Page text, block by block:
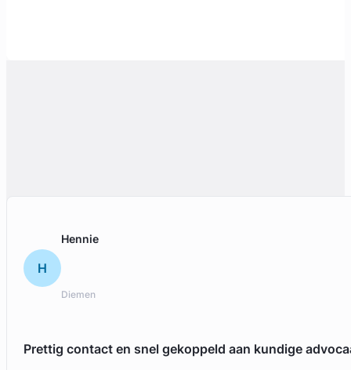
H
Hennie
Diemen
Prettig contact en snel gekoppeld aan kundige